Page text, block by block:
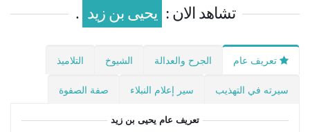
تشاهد الان : يحيى بن زيد .
تعريف عام الجرح والعدالة الشيوخ التلاميذ
سيرته في التهذيب سير إعلام النبلاء صفة الصفوة
تعريف عام يحيى بن زيد